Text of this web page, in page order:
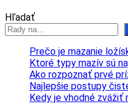
Hľadať
Prečo je mazanie
Ktoré typy mazív sú
Ako rozpoznať prvé
Najlepšie postupy
Kedy je vhodné zvážiť